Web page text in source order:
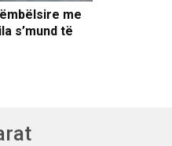
me
s’mund të